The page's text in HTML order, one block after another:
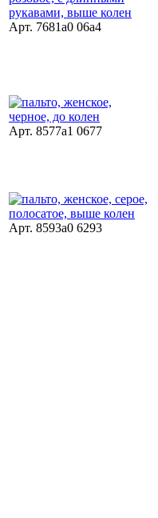
Арт. 7681a0 06a4
Арт. 8577a1 0677
Арт. 8593a0 6293